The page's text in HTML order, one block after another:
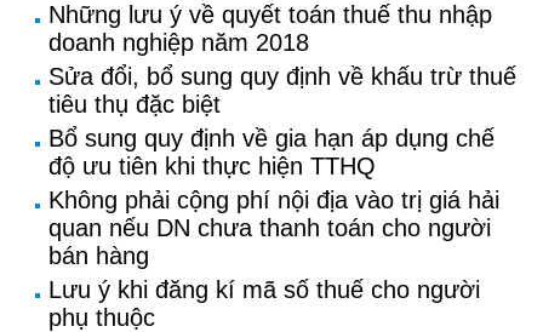
Những lưu ý về quyết toán thuế thu nhập
doanh nghiệp năm 2018
Sửa đổi, bổ sung quy định về khấu trừ thuế
tiêu thụ đặc biệt
Bổ sung quy định về gia hạn áp dụng chế
độ ưu tiên khi thực hiện TTHQ
Không phải cộng phí nội địa vào trị giá hải
quan nếu DN chưa thanh toán cho người
bán hàng
Lưu ý khi đăng kí mã số thuế cho người
phụ thuộc